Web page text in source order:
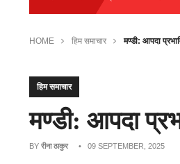
HOME हिम समाचार मण्डी: आपदा
हिम समाचार
मण्डी: आपदा
BY रीना ठाकुर • 09 SEPTEMBER, 2025